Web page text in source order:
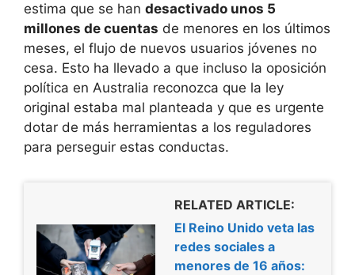
estima que se han desactivado unos 5
millones de cuentas de menores en los últimos
meses, el flujo de nuevos usuarios jóvenes no
cesa. Esto ha llevado a que incluso la oposición
política en Australia reconozca que la ley
original estaba mal planteada y que es urgente
dotar de más herramientas a los reguladores
para perseguir estas conductas.
RELATED ARTICLE:
El Reino Unido veta las
redes sociales a
menores de 16 años: